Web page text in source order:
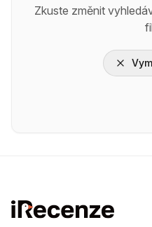
Zkuste změnit